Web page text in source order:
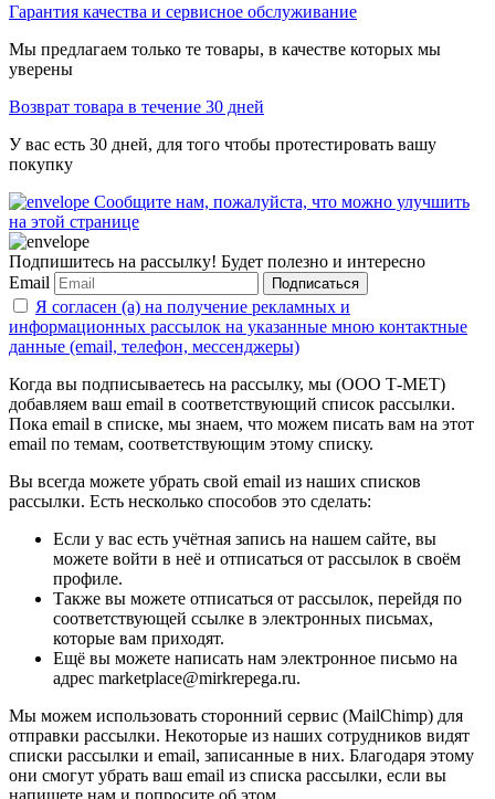
Гарантия качества и сервисное обслуживание
Мы предлагаем только те товары, в качестве которых мы
уверены
Возврат товара в течение 30 дней
У вас есть 30 дней, для того чтобы протестировать вашу
покупку
Сообщите нам, пожалуйста, что можно улучшить
на этой странице
Подпишитесь на рассылку! Будет полезно и интересно
Email
Подписаться
Я согласен (а) на получение рекламных и
информационных рассылок на указанные мною контактные
данные (email, телефон, мессенджеры)
Когда вы подписываетесь на рассылку, мы (ООО Т-МЕТ)
добавляем ваш email в соответствующий список рассылки.
Пока email в списке, мы знаем, что можем писать вам на этот
email по темам, соответствующим этому списку.
Вы всегда можете убрать свой email из наших списков
рассылки. Есть несколько способов это сделать:
Если у вас есть учётная запись на нашем сайте, вы
можете войти в неё и отписаться от рассылок в своём
профиле.
Также вы можете отписаться от рассылок, перейдя по
соответствующей ссылке в электронных письмах,
которые вам приходят.
Ещё вы можете написать нам электронное письмо на
адрес marketplace@mirkrepega.ru.
Мы можем использовать сторонний сервис (MailChimp) для
отправки рассылки. Некоторые из наших сотрудников видят
списки рассылки и email, записанные в них. Благодаря этому
они смогут убрать ваш email из списка рассылки, если вы
напишете нам и попросите об этом.